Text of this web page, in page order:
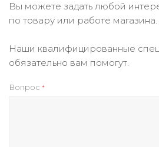
Вы можете задать любой
по товару или работе магазина.
Наши квалифицированные
обязательно вам помогут.
Вопрос *